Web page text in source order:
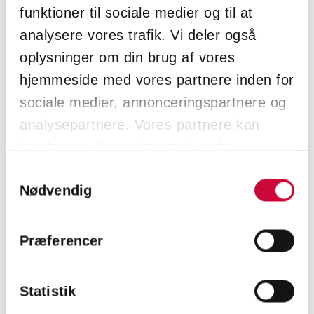
funktioner til sociale medier og til at
analysere vores trafik. Vi deler også
oplysninger om din brug af vores
hjemmeside med vores partnere inden for
sociale medier, annonceringspartnere og
analysepartnere. Vores partnere kan
de har indsamlet fra din brug af deres
Nødvendig
Præferencer
Statistik
and colleagues combined with discussions on
how we can improve that create value for
Klokkerholm.
Thank you for visiting our stand!
CONTACT US TODAY
and learn more about our